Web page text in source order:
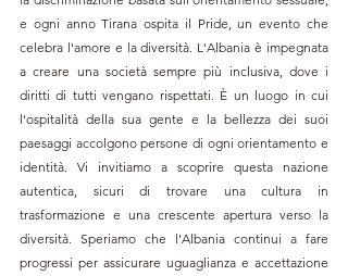
e ogni anno Tirana ospita il Pride, un evento che
celebra l'amore e la diversità. L'Albania è impegnata
a creare una società sempre più inclusiva, dove i
diritti di tutti vengano rispettati. È un luogo in cui
l'ospitalità della sua gente e la bellezza dei suoi
paesaggi accolgono persone di ogni orientamento e
identità. Vi invitiamo a scoprire questa nazione
autentica, sicuri di trovare una cultura in
trasformazione e una crescente apertura verso la
diversità. Speriamo che l'Albania continui a fare
progressi per assicurare uguaglianza e accettazione